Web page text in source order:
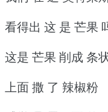
看得出 这 是 芒果
这是 芒果 削成 条
上面 撒 了 辣椒粉